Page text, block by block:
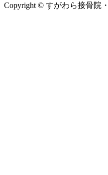
Copyright © すがわら接骨院